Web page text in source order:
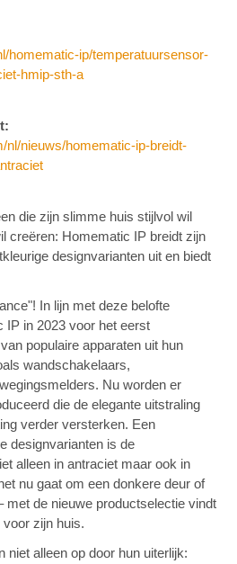
homematic-ip/temperatuursensor-
hmip-sth-a
nl/nieuws/homematic-ip-breidt-
die zijn slimme huis stijlvol wil
creëren: Homematic IP breidt zijn
designvarianten uit en biedt
In lijn met deze belofte
IP in 2023 voor het eerst
populaire apparaten uit hun
wandschakelaars,
Nu worden er
die de elegante uitstraling
verder versterken. Een
designvarianten is de
alleen in antraciet maar ook in
nu gaat om een donkere deur of
met de nieuwe productselectie vindt
zijn huis.
niet alleen op door hun uiterlijk: